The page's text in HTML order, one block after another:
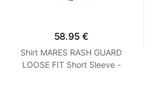
58.95 €
Shirt MARES RASH GUARD
LOOSE FIT Short Sleeve -